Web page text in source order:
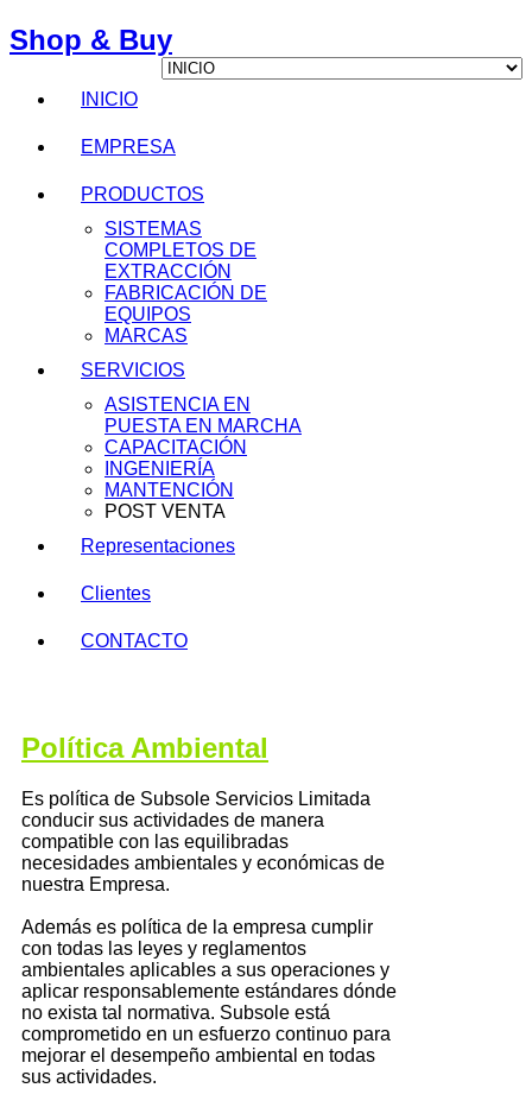
Shop & Buy
INICIO
EMPRESA
PRODUCTOS
SISTEMAS
COMPLETOS DE
EXTRACCIÓN
FABRICACIÓN DE
EQUIPOS
MARCAS
SERVICIOS
ASISTENCIA EN
PUESTA EN MARCHA
CAPACITACIÓN
INGENIERÍA
MANTENCIÓN
POST VENTA
Representaciones
Clientes
CONTACTO
Política Ambiental
Es política de Subsole Servicios Limitada
conducir sus actividades de manera
compatible con las equilibradas
necesidades ambientales y económicas de
nuestra Empresa.
Además es política de la empresa cumplir
con todas las leyes y reglamentos
ambientales aplicables a sus operaciones y
aplicar responsablemente estándares dónde
no exista tal normativa. Subsole está
comprometido en un esfuerzo continuo para
mejorar el desempeño ambiental en todas
sus actividades.